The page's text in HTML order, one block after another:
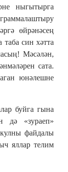
ныгытырга
өйрәнәсең
син хәтта
Мәсәлән,
сата.
юнәлешне
буйга гына
дә «зураеп»
файдалы
яллар телим